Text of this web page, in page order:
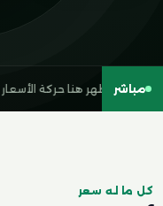
مباشرتظهر هنا حركة الأسعار
كل ما له سعر